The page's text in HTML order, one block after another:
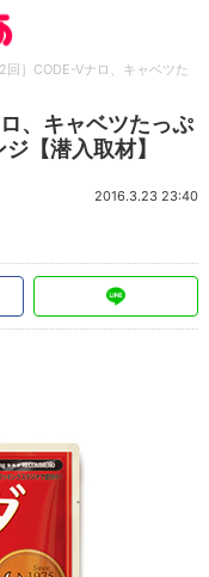
回］CODE-Vナロ、キャベツた
、キャベツたっぷ
【潜入取材】
2016.3.23 23:40